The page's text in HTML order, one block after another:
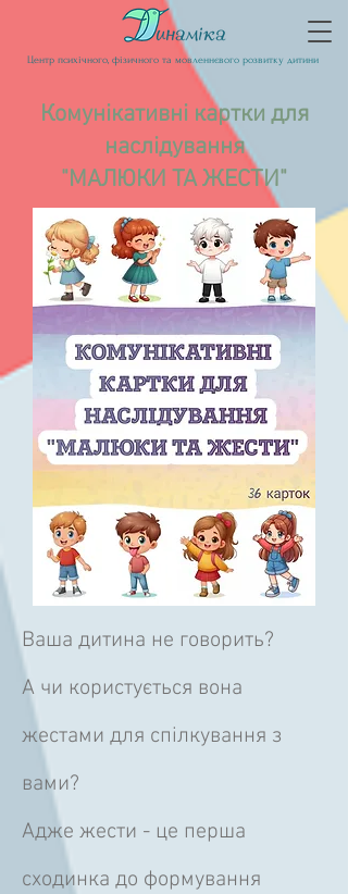
Центр психічного, фізичного та мовленнєвого розвитку дитини
Комунікативні картки для
наслідування
"МАЛЮКИ ТА ЖЕСТИ"
Ваша дитина не говорить?
А чи користується вона
жестами для спілкування з
вами?
Адже жести - це перша
сходинка до формування